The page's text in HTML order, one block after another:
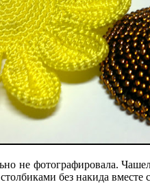
не фотографировала.
без накида